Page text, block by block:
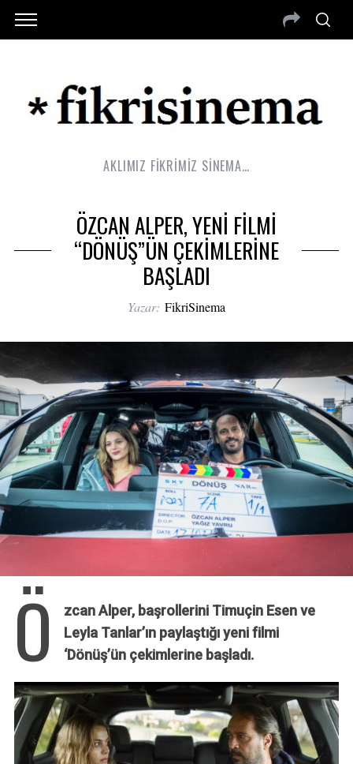
AKLIMIZ FİKRİMİZ SİNEMA…
ÖZCAN ALPER, YENİ FİLMİ
“DÖNÜŞ”ÜN ÇEKİMLERİNE
BAŞLADI
Yazar: FikriSinema
Ö
zcan Alper, başrollerini Timuçin Esen ve
Leyla Tanlar’ın paylaştığı yeni filmi
‘Dönüş’ün çekimlerine başladı.